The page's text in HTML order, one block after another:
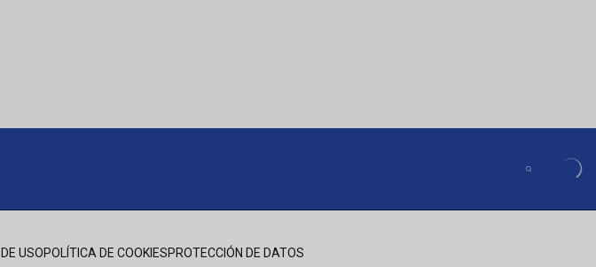
USOPOLÍTICA DE COOKIESPROTECCIÓN DE DATOS